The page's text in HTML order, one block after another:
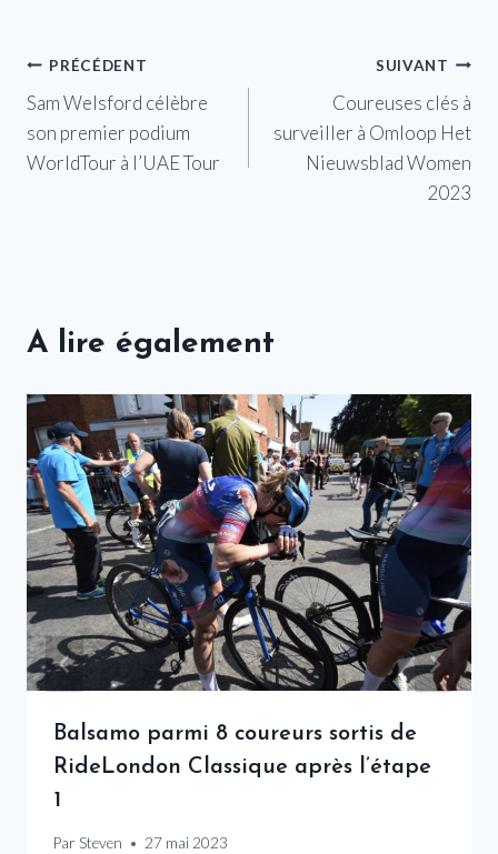
Navigation
de
l’article
PRÉCÉDENT
Sam Welsford célèbre
son premier podium
WorldTour à l’UAE Tour
SUIVANT
Coureuses clés à
surveiller à Omloop Het
Nieuwsblad Women
2023
A lire également
Balsamo parmi 8 coureurs sortis de
RideLondon Classique après l’étape
1
Par Steven 27 mai 2023